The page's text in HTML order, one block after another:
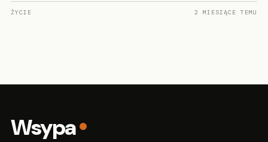
ŻYCIE 2 MIESIĄCE TEMU
Wsypa